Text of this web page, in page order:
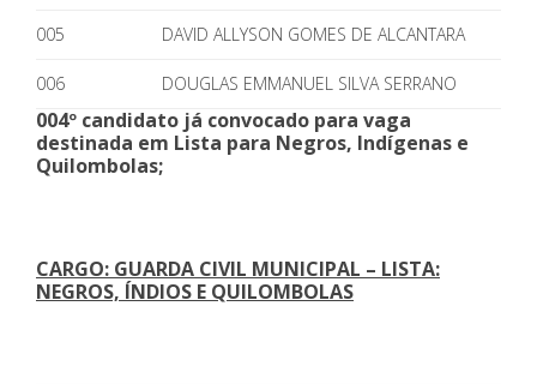
005 DAVID ALLYSON GOMES DE ALCANTARA
006 DOUGLAS EMMANUEL SILVA SERRANO
004º candidato já convocado para vaga
destinada em Lista para Negros, Indígenas e
Quilombolas;
CARGO: GUARDA CIVIL MUNICIPAL – LISTA:
NEGROS, ÍNDIOS E QUILOMBOLAS